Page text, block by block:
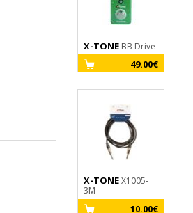
X-TONEBB Drive
49.00€
X-TONEX1005-
3M
10.00€